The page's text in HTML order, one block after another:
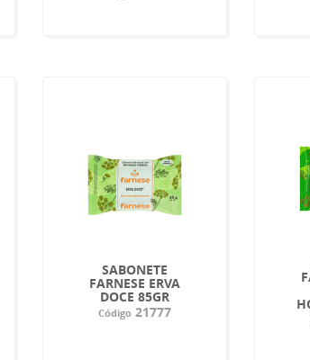
SABONETE
FARNESE ERVA
DOCE 85GR
Código 21777